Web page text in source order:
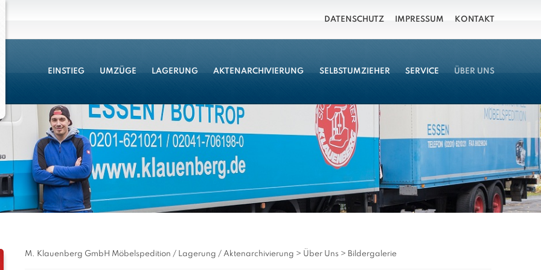
DATENSCHUTZ IMPRESSUM KONTAKT
EINSTIEG UMZÜGE LAGERUNG AKTENARCHIVIERUNG SELBSTUMZIEHER SERVICE ÜBER UNS
M. Klauenberg GmbH Möbelspedition / Lagerung / Aktenarchivierung > Über Uns > Bildergalerie